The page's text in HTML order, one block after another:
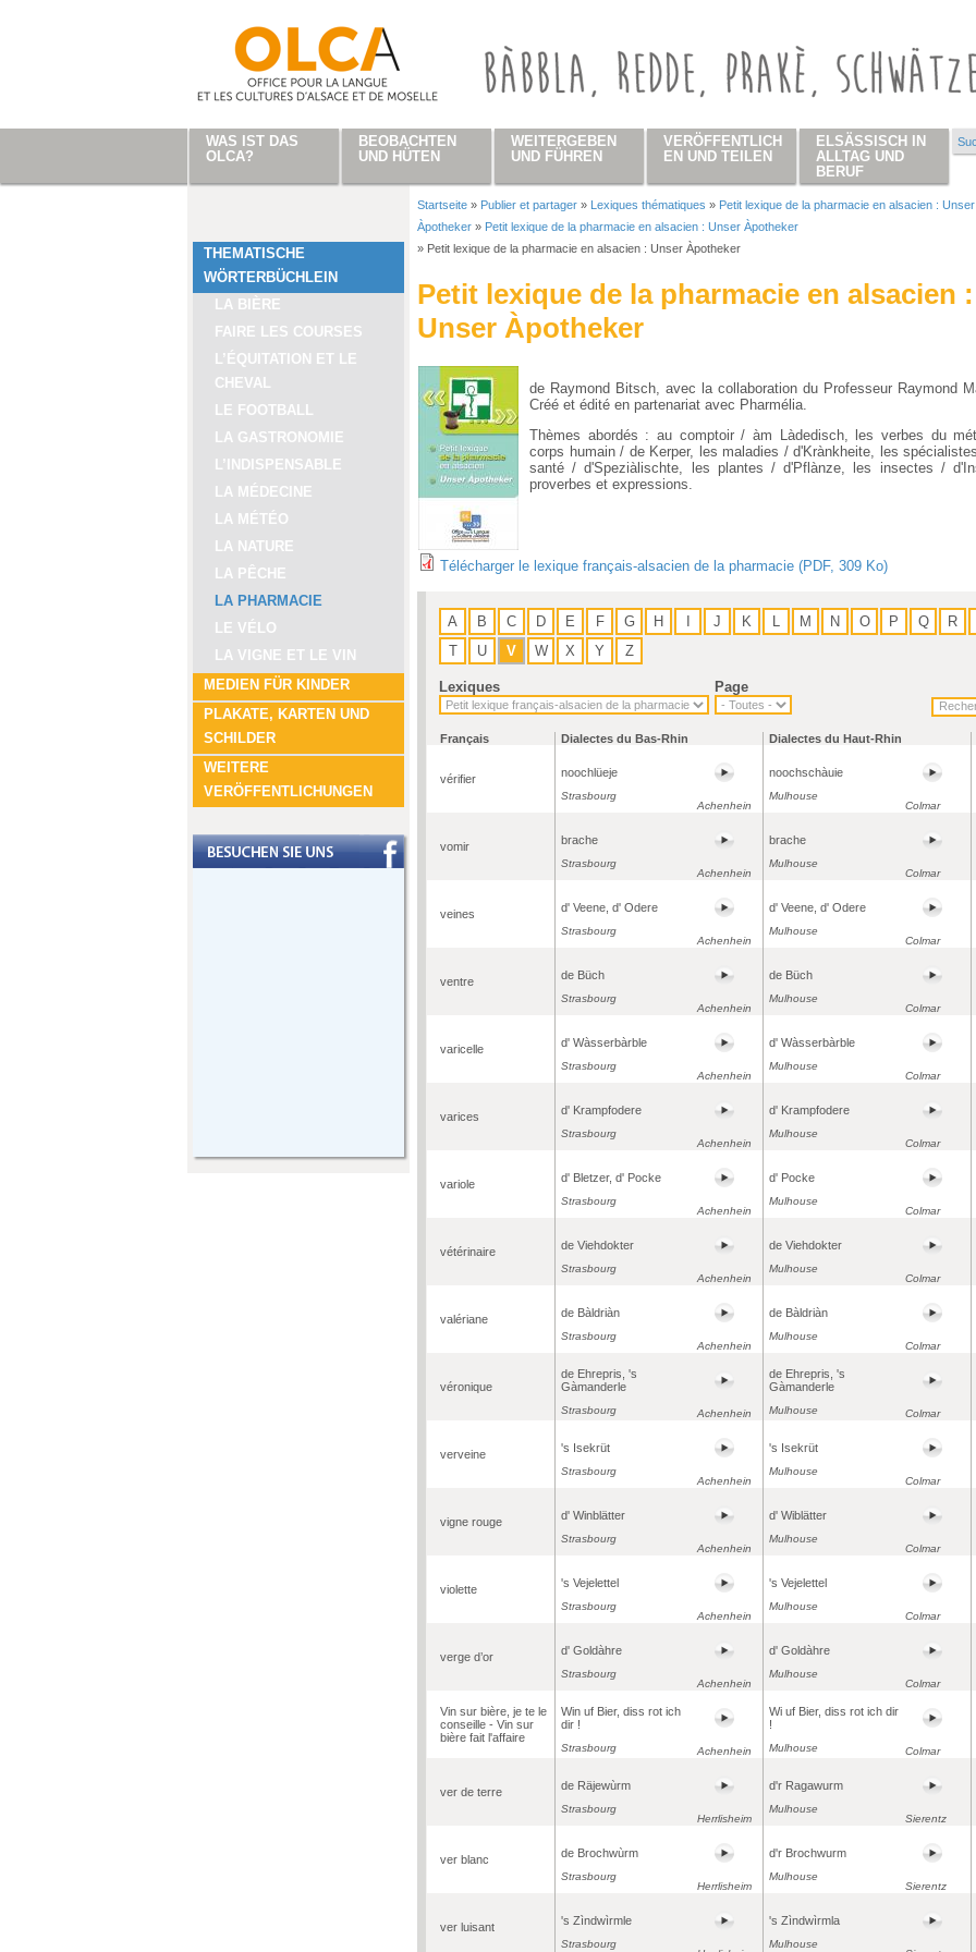
THEMATISCHE
WÖRTERBÜCHLEIN
LA BIÈRE
FAIRE LES COURSES
L’ÉQUITATION ET LE
CHEVAL
LE FOOTBALL
LA GASTRONOMIE
L’INDISPENSABLE
LA MÉDECINE
LA MÉTÉO
LA NATURE
LA PÊCHE
LA PHARMACIE
LE VÉLO
LA VIGNE ET LE VIN
MEDIEN FÜR KINDER
PLAKATE, KARTEN UND
SCHILDER
WEITERE
VERÖFFENTLICHUNGEN
Sie sind hier
Startseite » Publier et partager » Lexiques thématiques » Petit lexique de la pharmacie en alsacien : Unser
Àpotheker » Petit lexique de la pharmacie en alsacien : Unser Àpotheker
» Petit lexique de la pharmacie en alsacien : Unser Àpotheker
Petit lexique de la pharmacie en alsacien :
Unser Àpotheker
de Raymond Bitsch, avec la collaboration du Professeur Raymond
Créé et édité en partenariat avec Pharmélia.
Thèmes abordés : au comptoir / àm Làdedisch, les verbes du
corps humain / de Kerper, les maladies / d'Krànkheite, les
santé / d'Speziàlischte, les plantes / d'Pflànze, les insectes /
proverbes et expressions.
Télécharger le lexique français-alsacien de la pharmacie (PDF, 309 Ko)
A B C D E F G H J K M N O P Q R
T
U V W X Y Z
Lexiques Page
Français Dialectes du Bas-Rhin Dialectes du Haut-Rhin
vérifier noochlüeje
Strasbourg
Achenhein
noochschàuie
Mulhouse
Colmar
vomir brache
Strasbourg
Achenhein
brache
Mulhouse
Colmar
veines d' Veene, d' Odere
Strasbourg
Achenhein
d' Veene, d' Odere
Mulhouse
Colmar
ventre de Büch
Strasbourg
Achenhein
de Büch
Mulhouse
Colmar
varicelle d' Wàsserbàrble
Strasbourg
Achenhein
d' Wàsserbàrble
Mulhouse
Colmar
varices d' Krampfodere
Strasbourg
Achenhein
d' Krampfodere
Mulhouse
Colmar
variole d' Bletzer, d' Pocke
Strasbourg
Achenhein
d' Pocke
Mulhouse
Colmar
vétérinaire de Viehdokter
Strasbourg
Achenhein
de Viehdokter
Mulhouse
Colmar
valériane de Bàldriàn
Strasbourg
Achenhein
de Bàldriàn
Mulhouse
Colmar
véronique
de Ehrepris, 's
Gàmanderle
Strasbourg Achenhein
de Ehrepris, 's
Gàmanderle
Mulhouse Colmar
verveine 's Isekrüt
Strasbourg
Achenhein
's Isekrüt
Mulhouse
Colmar
vigne rouge d' Winblätter
Strasbourg
Achenhein
d' Wiblätter
Mulhouse
Colmar
violette 's Vejelettel
Strasbourg
Achenhein
's Vejelettel
Mulhouse
Colmar
verge d’or d' Goldàhre
Strasbourg
Achenhein
d' Goldàhre
Mulhouse
Colmar
Vin sur bière, je te le
conseille - Vin sur
bière fait l'affaire
Win uf Bier, diss rot ich
dir !
Strasbourg Achenhein
Wi uf Bier, diss rot ich dir
!
Mulhouse Colmar
ver de terre de Räjewùrm
Strasbourg
Herrlisheim
d'r Ragawurm
Mulhouse
Sierentz
ver blanc de Brochwùrm
Strasbourg
Herrlisheim
d'r Brochwurm
Mulhouse
Sierentz
ver luisant 's Zìndwìrmle
Strasbourg
's Zìndwìrmla
Mulhouse
WAS IST DAS
OLCA?
BEOBACHTEN
UND HÜTEN
WEITERGEBEN
UND FÜHREN
VERÖFFENTLICH
EN UND TEILEN
ELSÄSSISCH IN
ALLTAG UND
BERUF